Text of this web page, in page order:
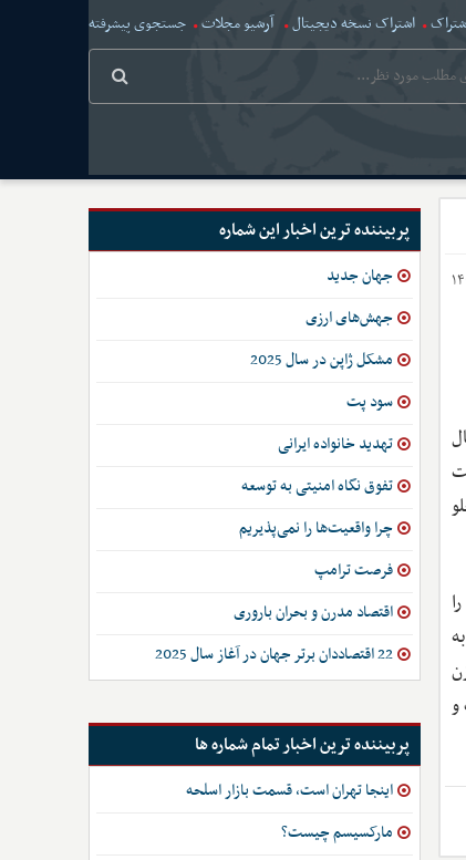
اشتراک نسخه دیجیتال آرشیو مجلات جستجوی پیشرفته
و
پربیننده ترین اخبار این شماره
جهان جدید
جهش‌های ارزی
مشکل ژاپن در سال 2025
سود پت
تهدید خانواده ایرانی
تفوق نگاه امنیتی به توسعه
چرا واقعیت‌­ها را نمی‌پذیریم
فرصت ترامپ
اقتصاد مدرن و بحران باروری
22 اقتصاددان برتر جهان در آغاز سال 2025
پربیننده ترین اخبار تمام شماره ها
اینجا تهران است، قسمت بازار اسلحه
مارکسیسم چیست؟